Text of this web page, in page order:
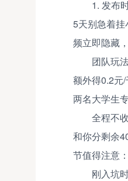
1. 发布
5天别急着
频立即隐藏
团队玩
额外得0.2元
两名大学生
全程不
和你分剩余
节值得注意
刚入坑